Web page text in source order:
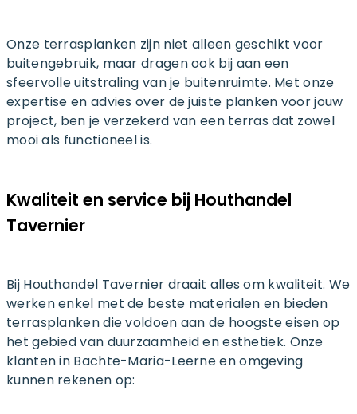
Onze terrasplanken zijn niet alleen geschikt voor
buitengebruik, maar dragen ook bij aan een
sfeervolle uitstraling van je buitenruimte. Met onze
expertise en advies over de juiste planken voor jouw
project, ben je verzekerd van een terras dat zowel
mooi als functioneel is.
Kwaliteit en service bij Houthandel
Tavernier
Bij Houthandel Tavernier draait alles om kwaliteit. We
werken enkel met de beste materialen en bieden
terrasplanken die voldoen aan de hoogste eisen op
het gebied van duurzaamheid en esthetiek. Onze
klanten in Bachte-Maria-Leerne en omgeving
kunnen rekenen op: